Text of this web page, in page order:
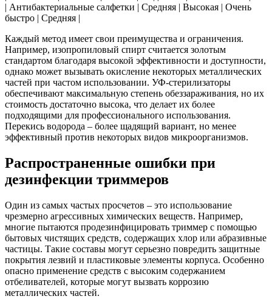
| Антибактериальные салфетки | Средняя | Высокая | Очень
быстро | Средняя |
Каждый метод имеет свои преимущества и ограничения.
Например, изопропиловый спирт считается золотым
стандартом благодаря высокой эффективности и доступности,
однако может вызывать окисление некоторых металлических
частей при частом использовании. УФ-стерилизаторы
обеспечивают максимальную степень обеззараживания, но их
стоимость достаточно высока, что делает их более
подходящими для профессионального использования.
Перекись водорода – более щадящий вариант, но менее
эффективный против некоторых видов микроорганизмов.
Распространенные ошибки при
дезинфекции триммеров
Один из самых частых просчетов – это использование
чрезмерно агрессивных химических веществ. Например,
многие пытаются продезинфицировать триммер с помощью
бытовых чистящих средств, содержащих хлор или абразивные
частицы. Такие составы могут серьезно повредить защитные
покрытия лезвий и пластиковые элементы корпуса. Особенно
опасно применение средств с высоким содержанием
отбеливателей, которые могут вызвать коррозию
металлических частей.